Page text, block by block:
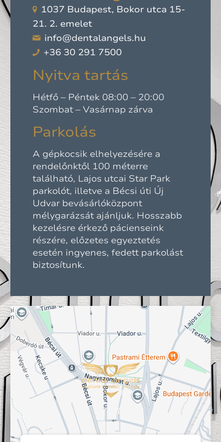
1037 Budapest, Bokor utca 15-
21. 2. emelet
info@dentalangels.hu
+36 30 291 7500
Nyitva tartás
Hétfő – Péntek 08:00 – 20:00
Szombat – Vasárnap zárva
Parkolás
A gépkocsik elhelyezésére a
rendelőnktől 100 méterre
található, Lajos utcai Star Park
parkolót, illetve a Bécsi úti Új
Udvar bevásárlóközpont
mélygarázsát ajánljuk. Hosszabb
kezelésre érkező pácienseink
részére, előzetes egyeztetés
esetén ingyenes, fedett parkolást
biztosítunk.